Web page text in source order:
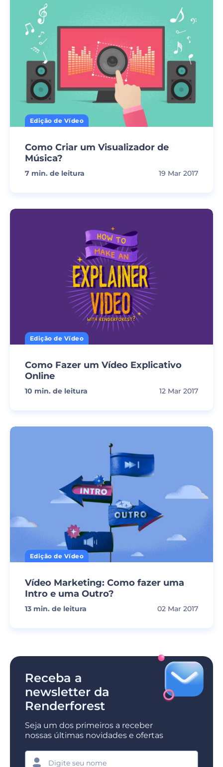
Edição de Vídeo
Como Criar um Visualizador de
Música?
7 min. de leitura 19 Mar 2017
Edição de Vídeo
Como Fazer um Vídeo Explicativo
Online
10 min. de leitura 12 Mar 2017
Edição de Vídeo
Vídeo Marketing: Como fazer uma
Intro e uma Outro?
13 min. de leitura 02 Mar 2017
Receba a
newsletter da
Renderforest
Seja um dos primeiros a receber
nossas últimas novidades e ofertas